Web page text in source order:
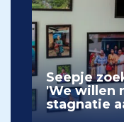
Seepje
'We willen
stagnatie